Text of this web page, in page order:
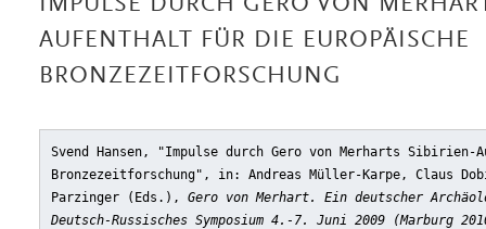
IMPULSE DURCH GERO VON
AUFENTHALT FÜR DIE EUROPÄISCHE
BRONZEZEITFORSCHUNG
Svend Hansen, "Impulse durch Gero von Merharts
Bronzezeitforschung" , in: Andreas Müller-Karpe, Claus
Parzinger (Eds.), Gero von Merhart. Ein deutscher
Deutsch-Russisches Symposium 4.-7. Juni 2009 (Marburg